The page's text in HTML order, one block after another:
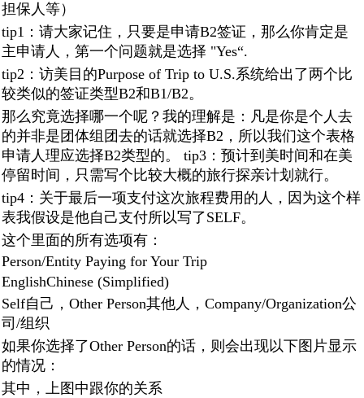
担保人等）
tip1：请大家记住，只要是申请B2签证，那么你肯定是
主申请人，第一个问题就是选择 "Yes“.
tip2：访美目的Purpose of Trip to U.S.系统给出了两个比
较类似的签证类型B2和B1/B2。
那么究竟选择哪一个呢？我的理解是：凡是你是个人去
的并非是团体组团去的话就选择B2，所以我们这个表格
申请人理应选择B2类型的。 tip3：预计到美时间和在美
停留时间，只需写个比较大概的旅行探亲计划就行。
tip4：关于最后一项支付这次旅程费用的人，因为这个样
表我假设是他自己支付所以写了SELF。
这个里面的所有选项有：
Person/Entity Paying for Your Trip
EnglishChinese (Simplified)
Self自己，Other Person其他人，Company/Organization公
司/组织
如果你选择了Other Person的话，则会出现以下图片显示
的情况：
其中，上图中跟你的关系